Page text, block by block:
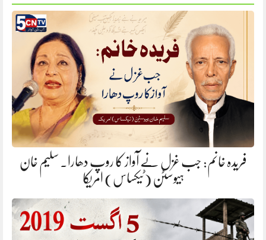
فریدہ خانم: جب غزل نے آواز کا روپ دھارا. سلیم خان
ہیوسٹن (ٹیکساس) امریکا